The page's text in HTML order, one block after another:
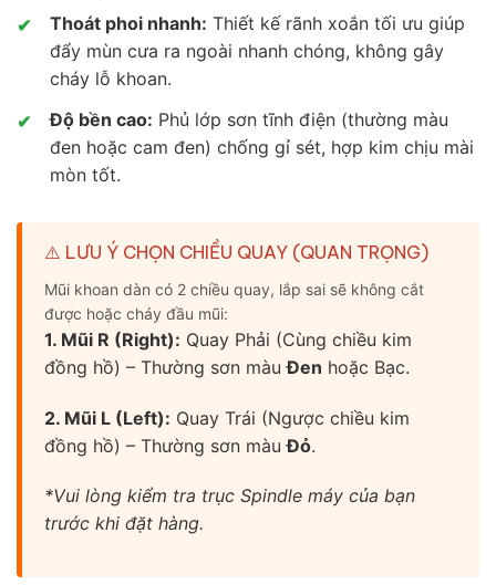
✔
Thoát phoi nhanh: Thiết kế rãnh xoắn tối ưu giúp
đẩy mùn cưa ra ngoài nhanh chóng, không gây
cháy lỗ khoan.
✔
Độ bền cao: Phủ lớp sơn tĩnh điện (thường màu
đen hoặc cam đen) chống gỉ sét, hợp kim chịu mài
mòn tốt.
⚠️ LƯU Ý CHỌN CHIỀU QUAY (QUAN TRỌNG)
Mũi khoan dàn có 2 chiều quay, lắp sai sẽ không cắt
được hoặc cháy đầu mũi:
1. Mũi R (Right): Quay Phải (Cùng chiều kim
đồng hồ) – Thường sơn màuĐen hoặc Bạc.
2. Mũi L (Left): Quay Trái (Ngược chiều kim
đồng hồ) – Thường sơn màuĐỏ.
*Vui lòng kiểm tra trục Spindle máy của bạn
trước khi đặt hàng.